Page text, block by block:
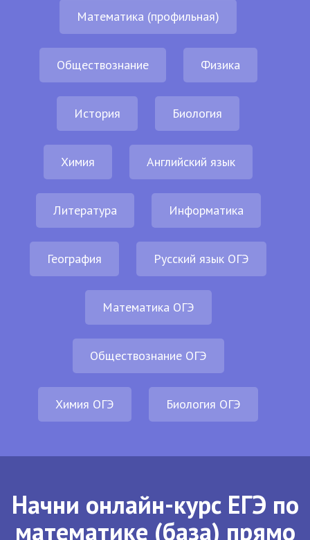
Математика (профильная)
Обществознание Физика
История Биология
Химия Английский язык
Литература Информатика
География Русский язык ОГЭ
Математика ОГЭ
Обществознание ОГЭ
Химия ОГЭ Биология ОГЭ
Начни онлайн-курс ЕГЭ по
математике (база) прямо